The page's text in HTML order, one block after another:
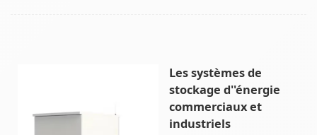
Les systèmes de
stockage d''énergie
commerciaux et
industriels